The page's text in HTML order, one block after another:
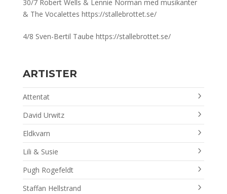
30/7 Robert Wells & Lennie Norman med musikanter
& The Vocalettes https://stallebrottet.se/
4/8 Sven-Bertil Taube https://stallebrottet.se/
ARTISTER
Attentat
David Urwitz
Eldkvarn
Lili & Susie
Pugh Rogefeldt
Staffan Hellstrand